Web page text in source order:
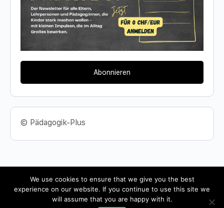
Abonnieren
© Pädagogik-Plus
© 2026 - Pädagogik-Plus
Datenschutz
Impressum
We use cookies to ensure that we give you the best
experience on our website. If you continue to use this site we
will assume that you are happy with it.